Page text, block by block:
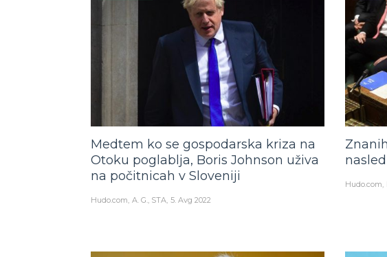
Medtem ko se gospodarska kriza na
Otoku poglablja, Boris Johnson uživa
na počitnicah v Sloveniji
Hudo.com A. G., STA 5. Avg 2022
Hudo.com